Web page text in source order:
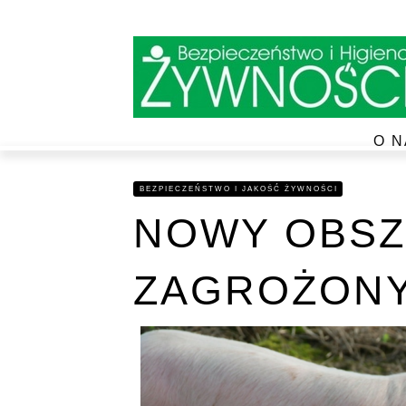
O
BEZPIECZEŃSTWO I JAKOŚĆ ŻYWNOŚCI
NOWY